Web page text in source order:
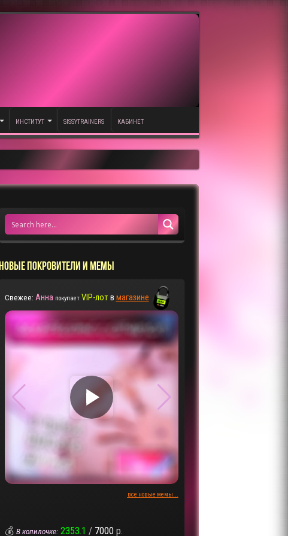
ИНСТИТУТ SISSYTRAINERS КАБИНЕТ
НОВЫЕ ПОКРОВИТЕЛИ И МЕМЫ
Свежее: Анна покупает VIP-лотв магазине
▶
все новые мемы...
💰 В копилочке: 2353.1 / 7000 р.